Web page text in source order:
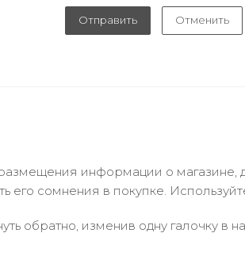
Отправить Отменить
информации о магазине,
его сомнения в покупке.
обратно, изменив одну галочку в